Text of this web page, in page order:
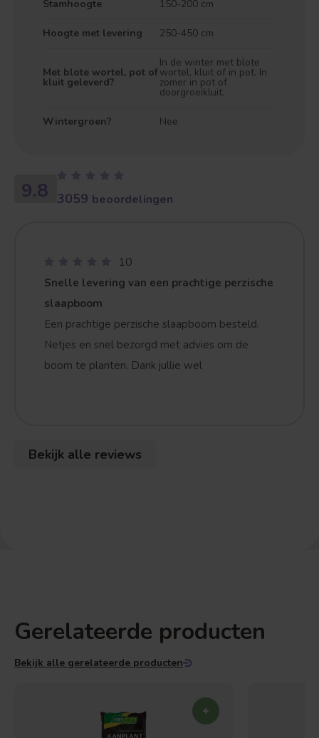
Stamhoogte 150-200 cm
Hoogte met levering 250-450 cm
Met blote wortel, pot of
kluit geleverd?
In de winter met blote
wortel, kluit of in pot. In
zomer in pot of
doorgroeikluit.
Wintergroen? Nee
9.8 3059 beoordelingen
10
Snelle levering van een prachtige perzische
slaapboom
Een prachtige perzische slaapboom besteld.
Netjes en snel bezorgd met advies om de
boom te planten. Dank jullie wel
Bekijk alle reviews
Gerelateerde producten
Bekijk alle gerelateerde producten